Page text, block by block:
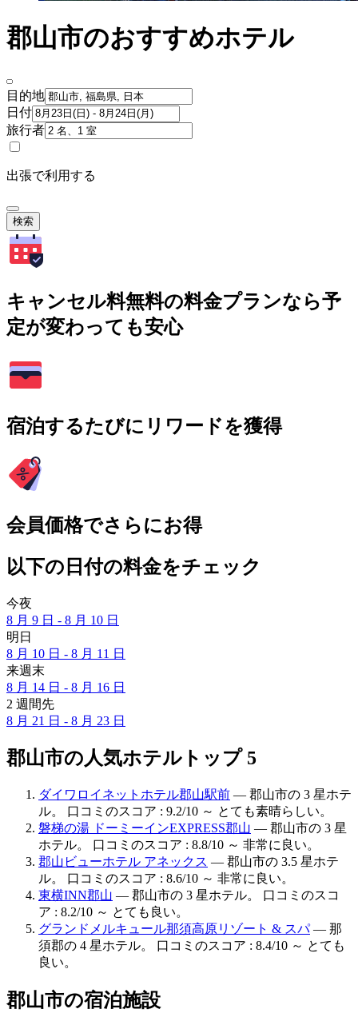
郡山市のおすすめホテル
目的地
日付
旅行者
出張で利用する
検索
キャンセル料無料の料金プランなら予
定が変わっても安心
宿泊するたびにリワードを獲得
会員価格でさらにお得
以下の日付の料金をチェック
今夜
8 月 9 日 - 8 月 10 日
明日
8 月 10 日 - 8 月 11 日
来週末
8 月 14 日 - 8 月 16 日
2 週間先
8 月 21 日 - 8 月 23 日
郡山市の人気ホテルトップ 5
ダイワロイネットホテル郡山駅前 — 郡山市の 3 星ホテ
ル。 口コミのスコア : 9.2/10 ～ とても素晴らしい。
磐梯の湯 ドーミーインEXPRESS郡山 — 郡山市の 3 星
ホテル。 口コミのスコア : 8.8/10 ～ 非常に良い。
郡山ビューホテル アネックス — 郡山市の 3.5 星ホテ
ル。 口コミのスコア : 8.6/10 ～ 非常に良い。
東横INN郡山 — 郡山市の 3 星ホテル。 口コミのスコ
ア : 8.2/10 ～ とても良い。
グランドメルキュール那須高原リゾート & スパ— 那
須郡の 4 星ホテル。 口コミのスコア : 8.4/10 ～ とても
良い。
郡山市の宿泊施設